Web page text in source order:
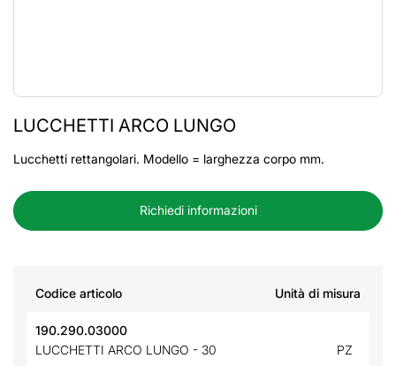
LUCCHETTI ARCO LUNGO
Lucchetti rettangolari. Modello = larghezza corpo mm.
Richiedi informazioni
Codice articolo Unità di misura
190.290.03000
LUCCHETTI ARCO LUNGO - 30
PZ